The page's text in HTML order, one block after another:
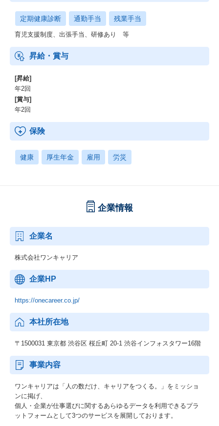
定期健康診断 通勤手当 残業手当
育児支援制度、出張手当、研修あり 等
昇給・賞与
[昇給]
年2回
[賞与]
年2回
保険
健康 厚生年金 雇用 労災
企業情報
企業名
株式会社ワンキャリア
企業HP
https://onecareer.co.jp/
本社所在地
〒1500031 東京都 渋谷区 桜丘町 20-1 渋谷インフォスタワー16階
事業内容
ワンキャリアは「人の数だけ、キャリアをつくる。」をミッショ
ンに掲げ、
個人・企業が仕事選びに関するあらゆるデータを利用できるプラ
ットフォームとして3つのサービスを展開しております。